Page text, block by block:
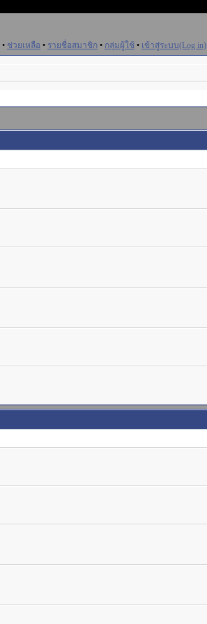
• ช่วยเหลือ • รายชื่อสมาชิก • กลุ่มผู้ใช้ • เข้าสู่ระบบ(Log in)